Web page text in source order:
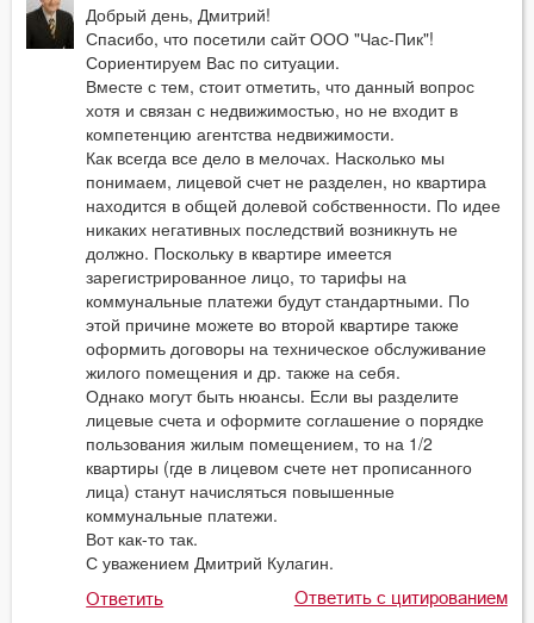
Добрый день, Дмитрий!
Спасибо, что посетили сайт ООО "Час-Пик"!
Сориентируем Вас по ситуации.
Вместе с тем, стоит отметить, что данный вопрос
хотя и связан с недвижимостью, но не входит в
компетенцию агентства недвижимости.
Как всегда все дело в мелочах. Насколько мы
понимаем, лицевой счет не разделен, но квартира
находится в общей долевой собственности. По идее
никаких негативных последствий возникнуть не
должно. Поскольку в квартире имеется
зарегистрированное лицо, то тарифы на
коммунальные платежи будут стандартными. По
этой причине можете во второй квартире также
оформить договоры на техническое обслуживание
жилого помещения и др. также на себя.
Однако могут быть нюансы. Если вы разделите
лицевые счета и оформите соглашение о порядке
пользования жилым помещением, то на 1/2
квартиры (где в лицевом счете нет прописанного
лица) станут начисляться повышенные
коммунальные платежи.
Вот как-то так.
С уважением Дмитрий Кулагин.
Ответить Ответить с цитированием